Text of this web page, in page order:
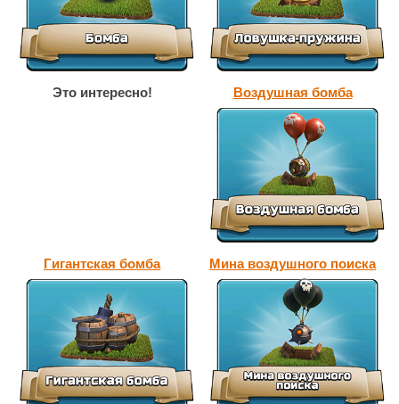
Это интересно! Воздушная бомба
Гигантская бомба Мина воздушного поиска